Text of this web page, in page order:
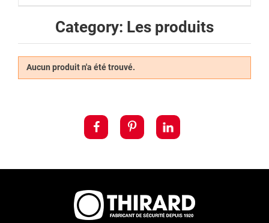
Category: Les produits
Aucun produit n'a été trouvé.